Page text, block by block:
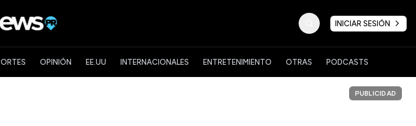
INICIAR SESIÓN
OPINIÓN EE.UU INTERNACIONALES ENTRETENIMIENTO OTRAS PODCASTS
PUBLICIDAD